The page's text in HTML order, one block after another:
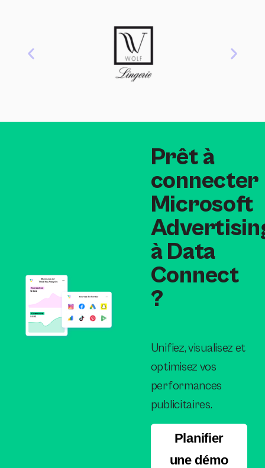
Prêt à
connecter
Microsoft
à Data
Connect
?
Unifiez, visualisez et
optimisez vos
performances
publicitaires.
Planifier
une démo